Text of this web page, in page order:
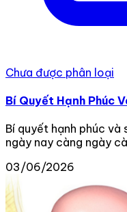
Chưa được phân loại
Bí Quyết Hạnh Phúc
Bí quyết hạnh phúc và
ngày nay càng ngày
03/06/2026